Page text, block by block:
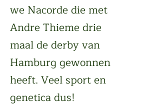
we Nacorde die met
Andre Thieme drie
maal de derby van
Hamburg gewonnen
heeft. Veel sport en
genetica dus!